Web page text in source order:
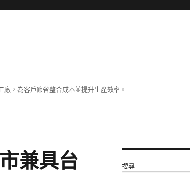
，為客戶節省整合成本並提升生產效率。
兼具台
搜尋